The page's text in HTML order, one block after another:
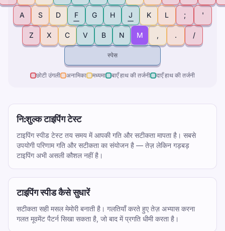
A S D F G H J K L ; '
Z X C V B N M , . /
स्पेस
छोटी उंगली अनामिका मध्यमा बाएँ हाथ की तर्जनी दाएँ हाथ की तर्जनी
नि:शुल्क टाइपिंग टेस्ट
टाइपिंग स्पीड टेस्ट तय समय में आपकी गति और सटीकता मापता है। सबसे
उपयोगी परिणाम गति और सटीकता का संयोजन है — तेज़ लेकिन गड़बड़
टाइपिंग अभी असली कौशल नहीं है।
टाइपिंग स्पीड कैसे सुधारें
सटीकता सही मसल मेमोरी बनाती है। गलतियाँ करते हुए तेज़ अभ्यास करना
गलत मूवमेंट पैटर्न सिखा सकता है, जो बाद में प्रगति धीमी करता है।